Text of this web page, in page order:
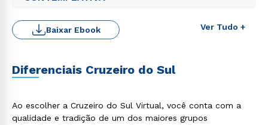
Ver Tudo +
Baixar Ebook
Diferenciais Cruzeiro do Sul
Ao escolher a Cruzeiro do Sul Virtual, você conta com a
qualidade e tradição de um dos maiores grupos